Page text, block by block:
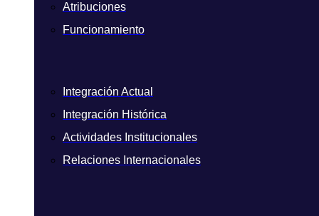
Atribuciones
Funcionamiento
Integración Actual
Integración Histórica
Actividades Institucionales
Relaciones Internacionales